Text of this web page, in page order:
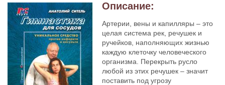
Описание:
Артерии, вены и капилляры – это
целая система рек, речушек и
ручейков, наполняющих жизнью
каждую клеточку человеческого
организма. Перекрыть русло
любой из этих речушек – значит
поставить под угрозу